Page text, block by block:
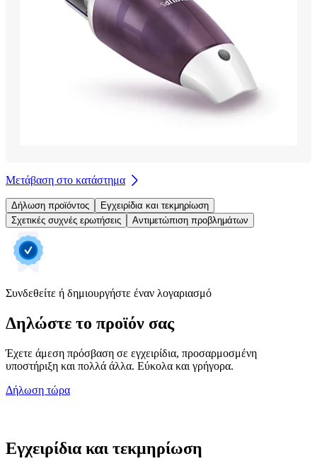
Μετάβαση στο κατάστημα
Δήλωση προϊόντος
Εγχειρίδια και τεκμηρίωση
Σχετικές συχνές ερωτήσεις
Αντιμετώπιση προβλημάτων
Συνδεθείτε ή δημιουργήστε έναν λογαριασμό
Δηλώστε το προϊόν σας
Έχετε άμεση πρόσβαση σε εγχειρίδια, προσαρμοσμένη
υποστήριξη και πολλά άλλα. Εύκολα και γρήγορα.
Δήλωση τώρα
Εγχειρίδια και τεκμηρίωση